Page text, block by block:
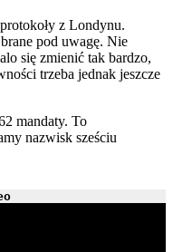
z Londynu.
pod uwagę. Nie
się zmienić tak bardzo,
trzeba jednak jeszcze
mandaty. To
nazwisk sześciu